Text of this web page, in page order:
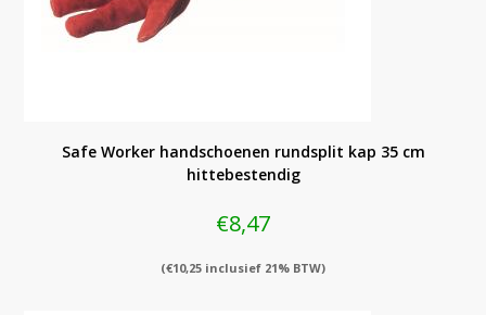
Safe Worker handschoenen rundsplit kap 35 cm
hittebestendig
€8,47
(€10,25 inclusief 21% BTW)